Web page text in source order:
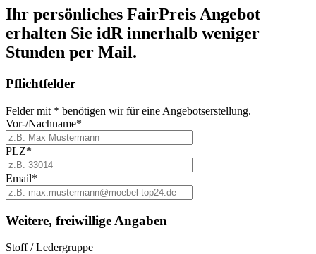
Ihr persönliches FairPreis Angebot
erhalten Sie idRinnerhalb weniger
Stunden per Mail.
Pflichtfelder
Felder mit * benötigen wir für eine Angebotserstellung.
Vor-/Nachname*
PLZ*
Email*
Weitere, freiwillige Angaben
Stoff / Ledergruppe